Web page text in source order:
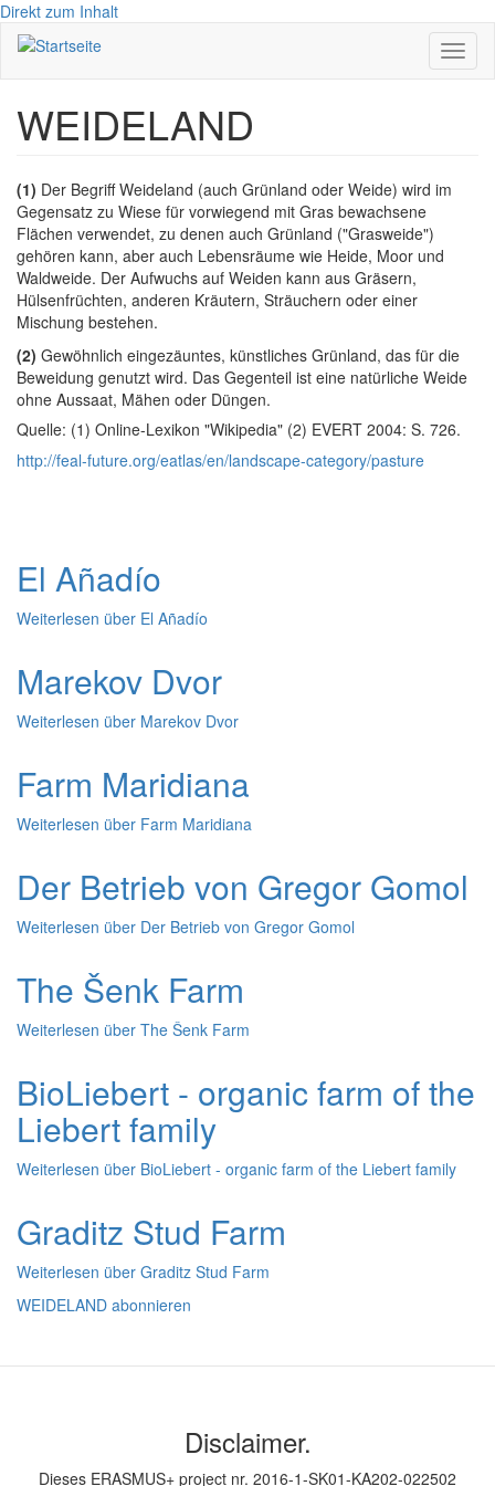
Direkt zum Inhalt
WEIDELAND
(1) Der Begriff Weideland (auch Grünland oder Weide) wird im
Gegensatz zu Wiese für vorwiegend mit Gras bewachsene
Flächen verwendet, zu denen auch Grünland ("Grasweide")
gehören kann, aber auch Lebensräume wie Heide, Moor und
Waldweide. Der Aufwuchs auf Weiden kann aus Gräsern,
Hülsenfrüchten, anderen Kräutern, Sträuchern oder einer
Mischung bestehen.
(2) Gewöhnlich eingezäuntes, künstliches Grünland, das für die
Beweidung genutzt wird. Das Gegenteil ist eine natürliche Weide
ohne Aussaat, Mähen oder Düngen.
Quelle: (1) Online-Lexikon "Wikipedia" (2) EVERT 2004: S. 726.
http://feal-future.org/eatlas/en/landscape-category/pasture
El Añadío
Weiterlesen über El Añadío
Marekov Dvor
Weiterlesen über Marekov Dvor
Farm Maridiana
Weiterlesen über Farm Maridiana
Der Betrieb von Gregor Gomol
Weiterlesen über Der Betrieb von Gregor Gomol
The Šenk Farm
Weiterlesen über The Šenk Farm
BioLiebert - organic farm of the
Liebert family
Weiterlesen über BioLiebert - organic farm of the Liebert family
Graditz Stud Farm
Weiterlesen über Graditz Stud Farm
WEIDELAND abonnieren
Disclaimer.
Dieses ERASMUS+ project nr. 2016-1-SK01-KA202-022502